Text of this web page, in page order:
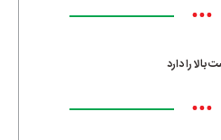
•••
بالا را دارد
•••